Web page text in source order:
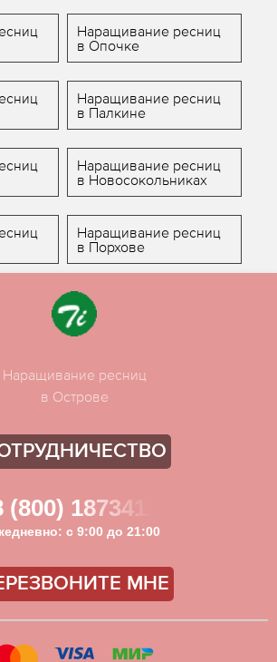
Наращивание ресниц
в Опочке
Наращивание ресниц
в Палкине
Наращивание ресниц
в Новосокольниках
Наращивание ресниц
в Порхове
Наращивание ресниц
в Острове
(800) 1873411
с 9:00 до 21:00
МНЕ